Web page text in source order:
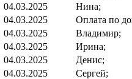
04.03.2025
Нина;
04.03.2025
Оплата по
04.03.2025
Владимир;
04.03.2025
Ирина;
04.03.2025
Денис;
04.03.2025
Сергей;